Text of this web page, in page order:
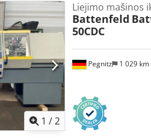
pateikti paprašius.
1 /2
Pegnitz 1 029 km
Liejimo mašinos
Battenfeld
50CDC